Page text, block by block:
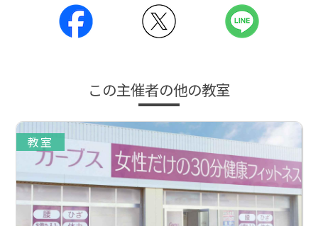
この主催者の他の教室
教室